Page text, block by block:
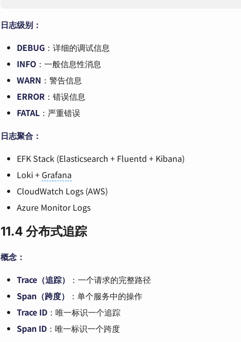
日志级别：
DEBUG ：详细的调试信息
INFO ：一般信息性消息
WARN ：警告信息
ERROR ：错误信息
FATAL ：严重错误
日志聚合：
EFK Stack (Elasticsearch + Fluentd + Kibana)
Loki + Grafana
CloudWatch Logs (AWS)
Azure Monitor Logs
11.4 分布式追踪
概念：
Trace（追踪）
：一个请求的完整路径
Span（跨度）
：单个服务中的操作
Trace ID ：唯一标识一个追踪
Span ID ：唯一标识一个跨度